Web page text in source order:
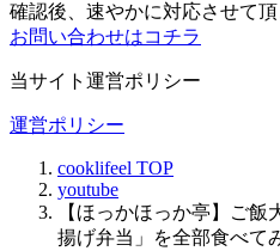
確認後、速やかに対応させて頂
お問い合わせはコチラ
当サイト運営ポリシー
運営ポリシー
cooklifeel TOP
youtube
【ほっかほっか亭】ご
揚げ弁当」を全部食べて